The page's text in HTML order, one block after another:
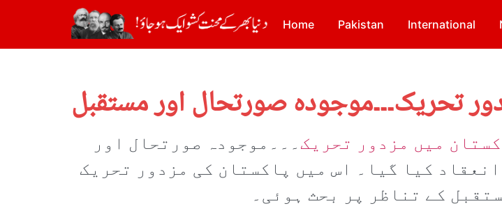
Home Pakistan International
تحریک۔۔۔موجودہ صورتحال اور مستقبل
میں مزدور تحریک۔۔۔موجودہ صورتحال اور
کیا گیا۔ اس میں پاکستان کی مزدور تحریک
کے تناظر پر بحث ہوئی۔